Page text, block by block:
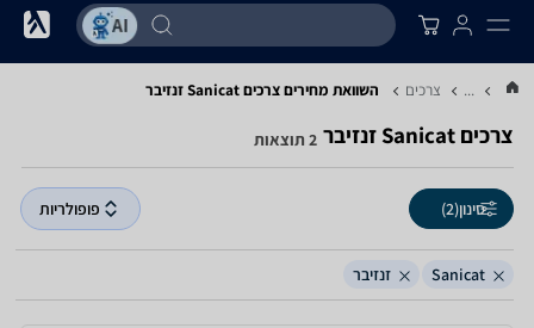
... צרכים השוואת מחירים צרכים ‏Sanicat ‏זנזיבר
צרכים ‏Sanicat ‏זנזיבר 2 תוצאות
סינון(2) פופולריות
Sanicat זנזיבר